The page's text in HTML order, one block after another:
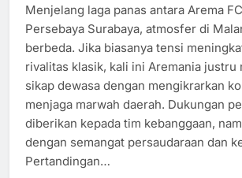
Menjelang laga panas antara Arema
Persebaya Surabaya, atmosfer di
berbeda. Jika biasanya tensi
rivalitas klasik, kali ini Aremania justru
sikap dewasa dengan mengikrarkan
menjaga marwah daerah. Dukungan
diberikan kepada tim kebanggaan,
dengan semangat persaudaraan dan
Pertandingan…